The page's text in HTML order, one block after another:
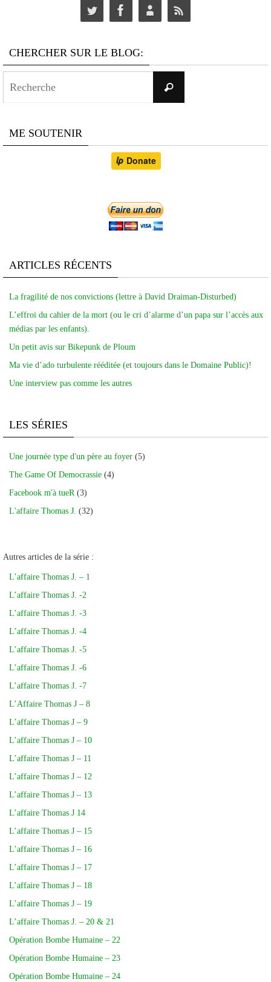
CHERCHER SUR LE BLOG:
Recherche
ME SOUTENIR
ARTICLES RÉCENTS
La fragilité de nos convictions (lettre à David Draiman-Disturbed)
L’effroi du cahier de la mort (ou le cri d’alarme d’un papa sur l’accès aux
médias par les enfants).
Un petit avis sur Bikepunk de Ploum
Ma vie d’ado turbulente rééditée (et toujours dans le Domaine Public)!
Une interview pas comme les autres
LES SÉRIES
Une journée type d'un père au foyer (5)
The Game Of Democrassie (4)
Facebook m'à tueR(3)
L'affaire Thomas J. (32)
Autres articles de la série :
L’affaire Thomas J. – 1
L’affaire Thomas J. -2
L’affaire Thomas J. -3
L’affaire Thomas J. -4
L’affaire Thomas J. -5
L’affaire Thomas J. -6
L’affaire Thomas J. -7
L’Affaire Thomas J – 8
L’affaire Thomas J – 9
L’affaire Thomas J – 10
L’affaire Thomas J – 11
L’affaire Thomas J – 12
L’affaire Thomas J – 13
L’affaire Thomas J 14
L’affaire Thomas J – 15
L’affaire Thomas J – 16
L’affaire Thomas J – 17
L’affaire Thomas J – 18
L’affaire Thomas J – 19
L’affaire Thomas J. – 20 & 21
Opération Bombe Humaine – 22
Opération Bombe Humaine – 23
Opération Bombe Humaine – 24